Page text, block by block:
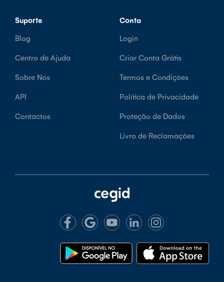
Suporte
Blog
Centro de Ajuda
Sobre Nós
API
Contactos
Conta
Login
Criar Conta Grátis
Termos e Condições
Política de Privacidade
Proteção de Dados
Livro de Reclamações